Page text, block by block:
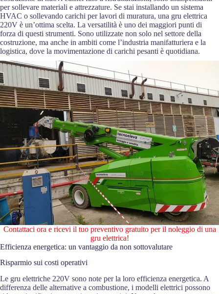
per sollevare materiali e attrezzature. Se stai installando un sistema
HVAC o sollevando carichi per lavori di muratura, una gru elettrica
220V è un’ottima scelta. La versatilità è uno dei maggiori punti di
forza di questi strumenti. Sono utilizzate non solo nel settore della
costruzione, ma anche in ambiti come l’industria manifatturiera e la
logistica, dove la movimentazione di carichi pesanti è quotidiana.
Contattaci ora e ricevi il tuo preventivo gratuito per il noleggio di una
gru elettrica!
Efficienza energetica: un vantaggio da non sottovalutare
Risparmio sui costi operativi
Le gru elettriche 220V sono note per la loro efficienza energetica. A
differenza delle alternative a combustione, i modelli elettrici possono